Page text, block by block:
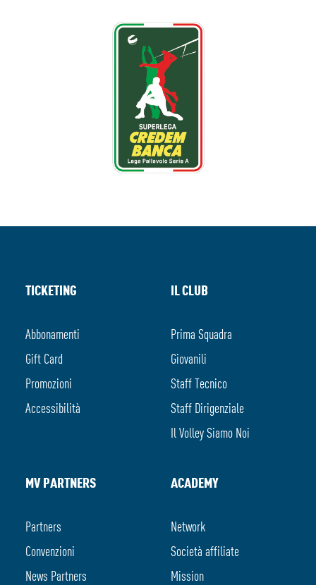
TICKETING
Abbonamenti
Gift Card
Promozioni
Accessibilità
IL CLUB
Prima Squadra
Giovanili
Staff Tecnico
Staff Dirigenziale
Il Volley Siamo Noi
MV PARTNERS
Partners
Convenzioni
News Partners
ACADEMY
Network
Società affiliate
Mission